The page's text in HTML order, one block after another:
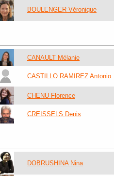
BOULENGER Véronique
CANAULT Mélanie
CASTILLO RAMIREZ Antonio
CHENU Florence
CREISSELS Denis
DOBRUSHINA Nina